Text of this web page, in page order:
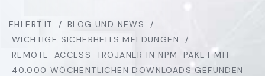
EHLERT.IT
BLOG UND NEWS
WICHTIGE SICHERHEITS MELDUNGEN
REMOTE-ACCESS-TROJANER IN NPM-PAKET MIT
40.000 WÖCHENTLICHEN DOWNLOADS GEFUNDEN